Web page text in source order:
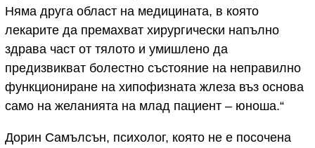
Няма друга област на медицината, в която
лекарите да премахват хирургически напълно
здрава част от тялото и умишлено да
предизвикват болестно състояние на неправилно
функциониране на хипофизната жлеза въз основа
само на желанията на млад пациент – юноша.“
Дорин Самълсън, психолог, която не е посочена